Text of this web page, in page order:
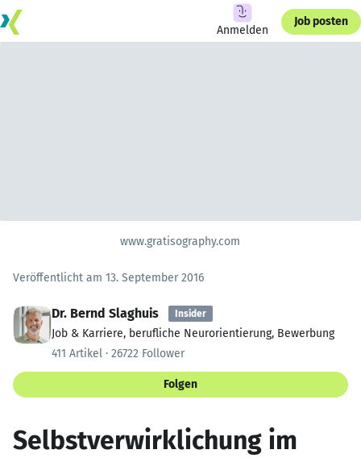
Anmelden
Job posten
www.gratisography.com
Veröffentlicht am 13. September 2016
Dr. Bernd Slaghuis Insider
Job & Karriere, berufliche Neurorientierung, Bewerbung
411 Artikel · 26722 Follower
Folgen
Selbstverwirklichung im